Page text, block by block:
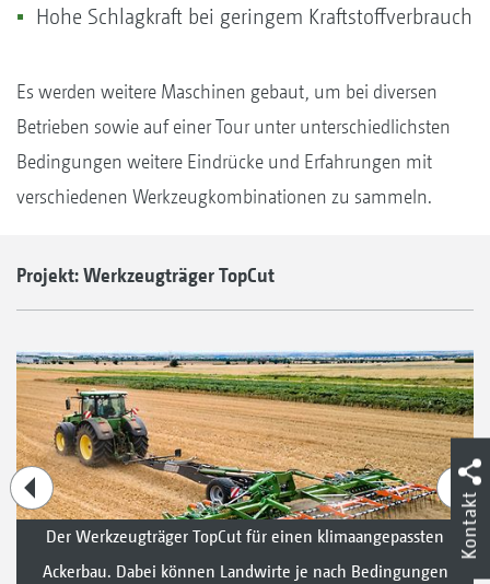
Hohe Schlagkraft bei geringem Kraftstoffverbrauch
Es werden weitere Maschinen gebaut, um bei diversen
Betrieben sowie auf einer Tour unter unterschiedlichsten
Bedingungen weitere Eindrücke und Erfahrungen mit
verschiedenen Werkzeugkombinationen zu sammeln.
Projekt: Werkzeugträger TopCut
Der Werkzeugträger TopCut für einen klimaangepassten
Ackerbau. Dabei können Landwirte je nach Bedingungen
Kontakt